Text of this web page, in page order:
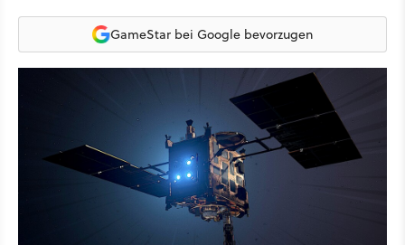
GameStar bei Google bevorzugen